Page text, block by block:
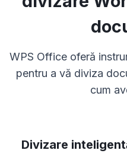
WPS Office oferă
pentru a vă diviza
cum
Divizare